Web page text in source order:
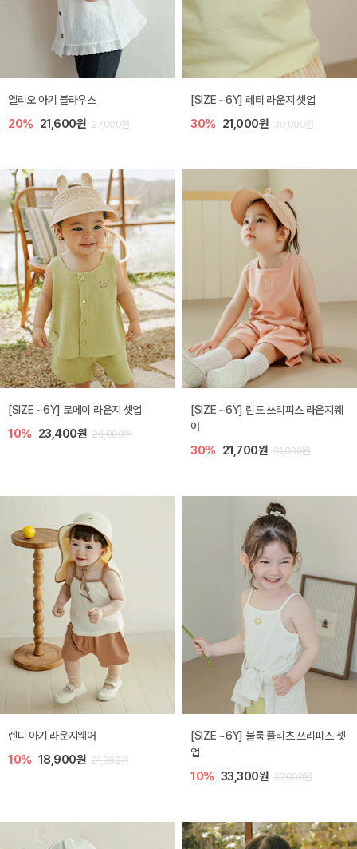
엘리오 아기 블라우스
20% 21,600원 27,000원
[SIZE ~6Y] 레티 라운지 셋업
30% 21,000원 30,000원
[SIZE ~6Y] 로메이 라운지 셋업
10% 23,400원 26,000원
[SIZE ~6Y] 린드 쓰리피스 라운지웨
어
30% 21,700원 31,000원
렌디 아기 라운지웨어
10% 18,900원 21,000원
[SIZE ~6Y] 블룸 플리츠 쓰리피스 셋
업
10% 33,300원 37,000원